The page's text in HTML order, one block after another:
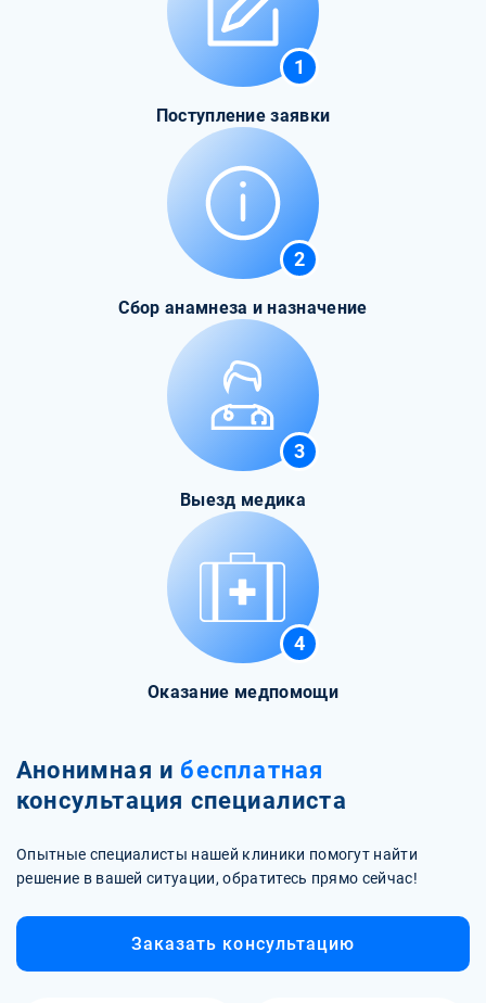
1
Поступление заявки
2
Сбор анамнеза и назначение
3
Выезд медика
4
Оказание медпомощи
Анонимная и бесплатная
консультация специалиста
Опытные специалисты нашей клиники помогут найти
решение в вашей ситуации, обратитесь прямо сейчас!
Заказать консультацию